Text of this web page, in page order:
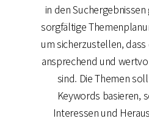
in den
sorgfältige
um sicherzustellen,
ansprechend und
sind. Die Themen
Keywords basieren,
Interessen und